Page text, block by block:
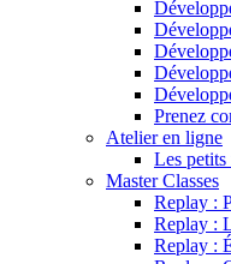
Prenez
Atelier en ligne
Les
Master Classes
Replay :
Replay :
Replay :